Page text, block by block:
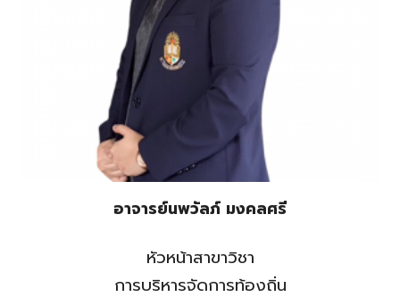
อาจารย์นพวัลภ์ มงคลศรี
หัวหน้าสาขาวิชา
การบริหารจัดการท้องถิ่น